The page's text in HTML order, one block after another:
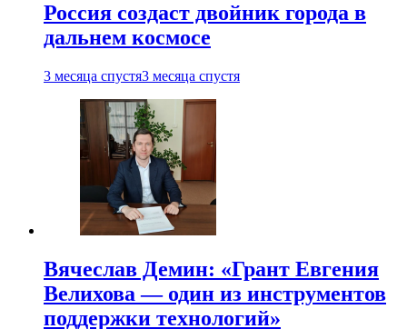
Россия создаст двойник города в
дальнем космосе
3 месяца спустя3 месяца спустя
Вячеслав Демин: «Грант Евгения
Велихова — один из инструментов
поддержки технологий»